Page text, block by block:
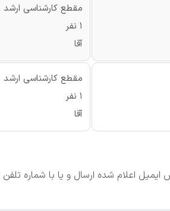
مقطع کارشناسی ارشد
1 نفر
آقا
مقطع کارشناسی ارشد
1 نفر
آقا
اعلام شده ارسال و یا با شماره